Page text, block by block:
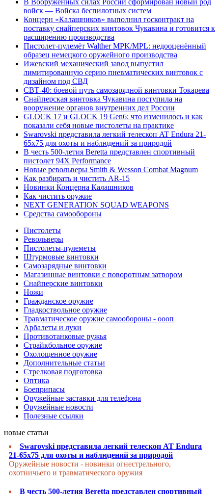
войск — Войска беспилотных систем
Концерн «Калашников» выполнил госконтракт на
поставку снайперских винтовок Чукавина и готовится к
расширению производства
Пистолет-пулемёт Walther MPK/MPL: недооценённый
образец немецкого оружейного производства
Ижевский механический завод выпустил
лимитированную серию пневматических винтовок с
дизайном под СВД
СВТ-40: боевой путь самозарядной винтовки Токарева
Снайперская винтовка Чукавина поступила на
вооружение органов внутренних дел России
GLOCK 17 и GLOCK 19 Gen6: что изменилось и как
показали себя новые пистолеты на практике
Swarovski представила легкий телескоп AT Endura 21-
65x75 для охоты и наблюдений за природой
В честь 500-летия Beretta представлен спортивный
пистолет 94X Performance
Новые револьверы Smith & Wesson Combat Magnum
Как разбирать и чистить AR-15
Новинки Концерна Калашников
Как чистить оружие
NEXT GENERATION SQUAD WEAPONS
Средства самообороны
Пистолеты
Револьверы
Пистолеты-пулеметы
Штурмовые винтовки
Самозарядные винтовки
Магазинные винтовки с поворотным затвором
Снайперские винтовки
Ножи
Гражданское оружие
Гладкоствольное оружие
Травматическое оружие самообороны - оооп
Арбалеты и луки
Противотанковые ружья
Страйкбольное оружие
Охолощенное оружие
Дополнительные статьи
Стрелковая подготовка
Оптика
Боеприпасы
Оружейные заставки для телефона
Оружейные новости
Полезные ссылки
новые статьи
Swarovski представила легкий телескоп AT Endura
21-65x75 для охоты и наблюдений за природой
Оружейные новости - новинки огнестрельного,
охотничьего и травматического оружия
В честь 500-летия Beretta представлен спортивный